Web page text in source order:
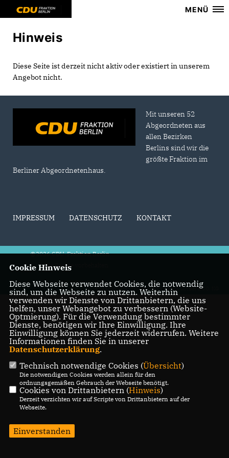
MENÜ
Hinweis
Diese Seite ist derzeit nicht aktiv oder existiert in unserem
Angebot nicht.
Mit unseren 52
Abgeordneten aus
allen Bezirken
Berlins sind wir die
größte Fraktion im
Berliner Abgeordnetenhaus.
IMPRESSUM DATENSCHUTZ KONTAKT
@2026 CDU-Fraktion Berlin
Alle Rechte vorbehalten.
REALISATION: SHARKNESS MEDIA GMBH & CO. KG
Cookie Hinweis
Diese Webseite verwendet Cookies, die notwendig
sind, um die Webseite zu nutzen. Weiterhin
verwenden wir Dienste von Drittanbietern, die uns
helfen, unser Webangebot zu verbessern (Website-
Optmierung). Für die Verwendung bestimmter
Dienste, benötigen wir Ihre Einwilligung. Ihre
Einwilligung können Sie jederzeit widerrufen. Weitere
Informationen finden Sie in unserer
Datenschutzerklärung.
Technisch notwendige Cookies (Übersicht)
Die notwendigen Cookies werden allein für den
ordnungsgemäßen Gebrauch der Webseite benötigt.
Cookies von Drittanbietern (Hinweis)
Derzeit verzichten wir auf Scripte von Drittanbietern auf der
Webseite.
Einverstanden